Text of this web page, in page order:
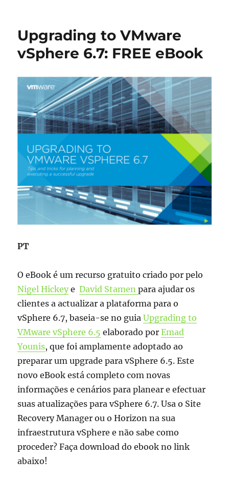
Upgrading to VMware
vSphere 6.7: FREE eBook
PT
O eBook é um recurso gratuito criado por pelo
Nigel Hickey eDavid Stamenpara ajudar os
clientes a actualizar a plataforma para o
vSphere 6.7, baseia-se no guiaUpgrading to
VMware vSphere 6.5 elaborado porEmad
Younis, que foi amplamente adoptado ao
preparar um upgrade para vSphere 6.5. Este
novo eBook está completo com novas
informações e cenários para planear e efectuar
suas atualizações para vSphere 6.7. Usa o Site
Recovery Manager ou o Horizon na sua
infraestrutura vSphere e não sabe como
proceder? Faça download do ebook no link
abaixo!